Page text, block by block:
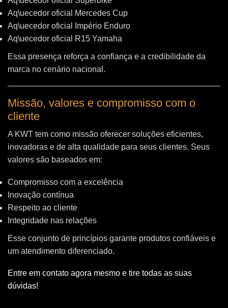
Aq\uecedor oficial Mercedes Cup
Aq\uecedor oficial Império Enduro
Aq\uecedor oficial R15 Yamaha
Essa presença reforça a confiança e a credibilidade da
marca no cenário nacional.
Missão, valores e compromisso com o
cliente
A KWT tem como missão oferecer soluções eficientes,
inovadoras e de alta qualidade para seus clientes. Seus
valores são baseados em:
Compromisso com a excelência
Inovação contínua
Respeito ao cliente
Integridade nas relações
Esse conjunto de princípios garante produtos confiáveis e
um atendimento diferenciado.
Entre em contato agora mesmo e tire todas as suas
dúvidas!